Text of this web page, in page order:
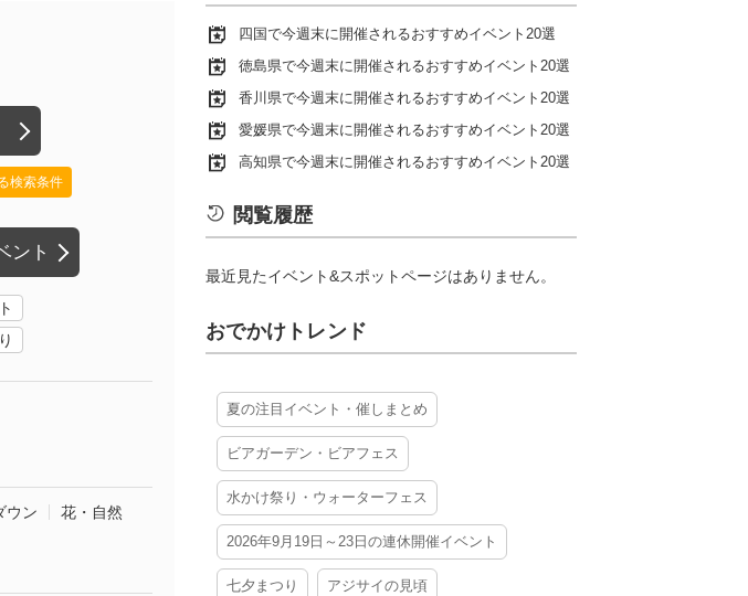
ント
検索条件
ウン
花・自然
四国で今週末に開催されるおすすめイベント20選
徳島県で今週末に開催されるおすすめイベント20選
香川県で今週末に開催されるおすすめイベント20選
愛媛県で今週末に開催されるおすすめイベント20選
高知県で今週末に開催されるおすすめイベント20選
閲覧履歴
最近見たイベント&スポットページはありません。
おでかけトレンド
夏の注目イベント・催しまとめ
ビアガーデン・ビアフェス
水かけ祭り・ウォーターフェス
2026年9月19日～23日の連休開催イベント
七夕まつり アジサイの見頃